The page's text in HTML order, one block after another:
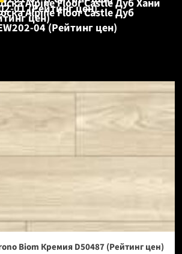
01 (Рейтинг цен)
Alpine Floor Castle Дуб Хани
цен)
Alpine Floor Castle Дуб
04 (Рейтинг цен)
Biom Кремия D50487 (Рейтинг цен)